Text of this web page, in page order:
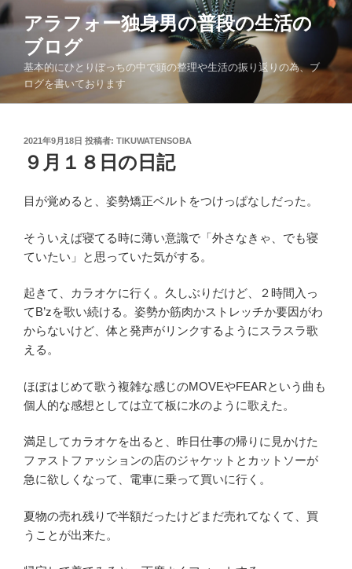
コ
ン
へ
アラフォー独身男の普段の生活の
ブログ
基本的にひとりぼっちの中で頭の整理や生活の振り返りの為、ブ
ログを書いております
投
稿
日:
2021年9月18日 投稿者: TIKUWATENSOBA
９月１８日の日記
目が覚めると、姿勢矯正ベルトをつけっぱなしだった。
そういえば寝てる時に薄い意識で「外さなきゃ、でも寝
ていたい」と思っていた気がする。
起きて、カラオケに行く。久しぶりだけど、２時間入っ
てB’zを歌い続ける。姿勢か筋肉かストレッチか要因がわ
からないけど、体と発声がリンクするようにスラスラ歌
える。
ほぼはじめて歌う複雑な感じのMOVEやFEARという曲も
個人的な感想としては立て板に水のように歌えた。
満足してカラオケを出ると、昨日仕事の帰りに見かけた
ファストファッションの店のジャケットとカットソーが
急に欲しくなって、電車に乗って買いに行く。
夏物の売れ残りで半額だったけどまだ売れてなくて、買
うことが出来た。